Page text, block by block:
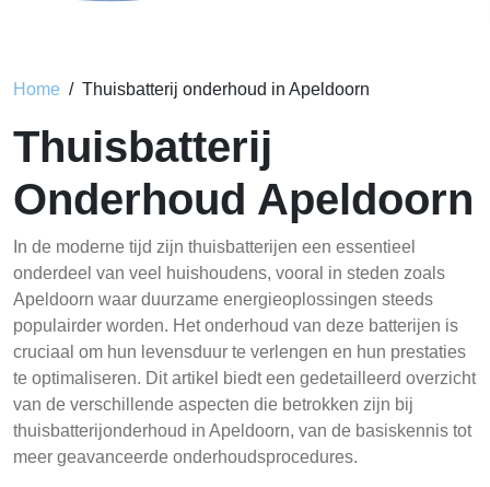
Home Thuisbatterij onderhoud in Apeldoorn
Thuisbatterij
Onderhoud Apeldoorn
In de moderne tijd zijn thuisbatterijen een essentieel
onderdeel van veel huishoudens, vooral in steden zoals
Apeldoorn waar duurzame energieoplossingen steeds
populairder worden. Het onderhoud van deze batterijen is
cruciaal om hun levensduur te verlengen en hun prestaties
te optimaliseren. Dit artikel biedt een gedetailleerd overzicht
van de verschillende aspecten die betrokken zijn bij
thuisbatterijonderhoud in Apeldoorn, van de basiskennis tot
meer geavanceerde onderhoudsprocedures.